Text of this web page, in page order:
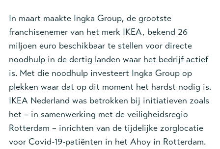
In maart maakte Ingka Group, de grootste
franchisenemer van het merk IKEA, bekend 26
miljoen euro beschikbaar te stellen voor directe
noodhulp in de dertig landen waar het bedrijf actief
is. Met die noodhulp investeert Ingka Group op
plekken waar dat op dit moment het hardst nodig is.
IKEA Nederland was betrokken bij initiatieven zoals
het – in samenwerking met de veiligheidsregio
Rotterdam – inrichten van de tijdelijke zorglocatie
voor Covid-19-patiënten in het Ahoy in Rotterdam.